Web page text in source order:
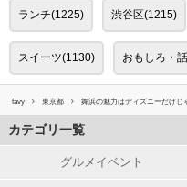
ランチ(1225) 渋谷区(1215)
スイーツ(1130) おもしろ・
favy 東京都 舞浜の魅力はディズニーだけじ
カテゴリ一覧
グルメイベント